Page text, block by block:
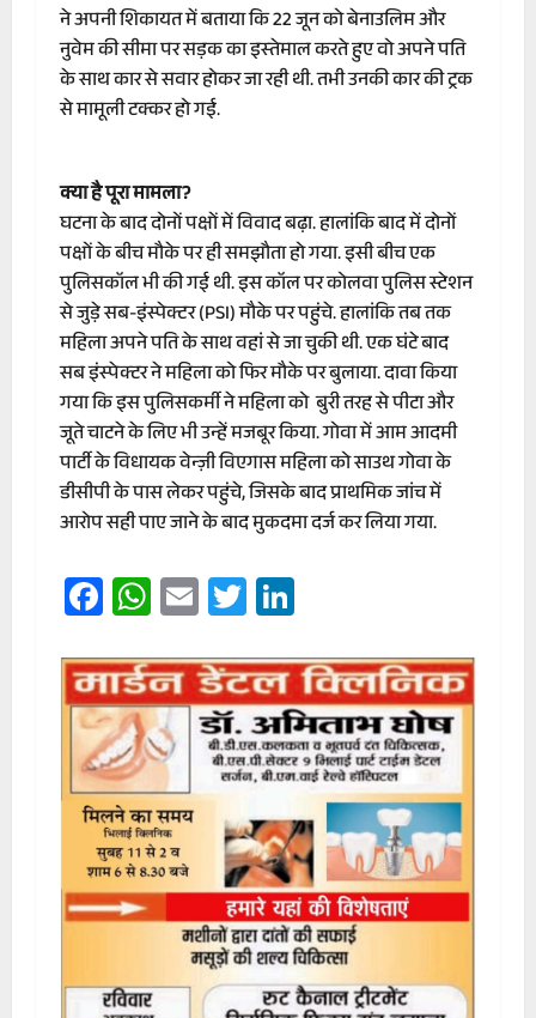
ने अपनी शिकायत में बताया कि 22 जून को बेनाउलिम और
नुवेम की सीमा पर सड़क का इस्‍तेमाल करते हुए वो अपने पति
के साथ कार से सवार होकर जा रही थी. तभी उनकी कार की ट्रक
से मामूली टक्‍कर हो गई.
क्‍या है पूरा मामला?
घटना के बाद दोनों पक्षों में विवाद बढ़ा. हालांकि बाद में दोनों
पक्षों के बीच मौके पर ही समझौता हो गया. इसी बीच एक
पुलिसकॉल भी की गई थी. इस कॉल पर कोलवा पुलिस स्टेशन
से जुड़े सब-इंस्पेक्टर (PSI) मौके पर पहुंचे. हालांकि तब तक
महिला अपने पति के साथ वहां से जा चुकी थी. एक घंटे बाद
सब इंस्‍पेक्‍टर ने महिला को फिर मौके पर बुलाया. दावा किया
गया कि इस पुलिसकर्मी ने महिला को बुरी तरह से पीटा और
जूते चाटने के लिए भी उन्‍हें मजबूर किया. गोवा में आम आदमी
पार्टी के विधायक वेन्ज़ी विएगास महिला को साउथ गोवा के
डीसीपी के पास लेकर पहुंचे, जिसके बाद प्राथमिक जांच में
आरोप सही पाए जाने के बाद मुकदमा दर्ज कर लिया गया.
Facebook
WhatsApp
EmailTwitter